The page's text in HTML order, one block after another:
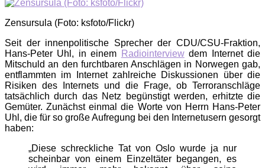
Zensursula (Foto: ksfoto/Flickr)
Seit der innenpolitische Sprecher der CDU/CSU-Fraktion,
Hans-Peter Uhl, in einem
Radiointerviewdem Internet die
Mitschuld an den furchtbaren Anschlägen in Norwegen gab,
entflammten im Internet zahlreiche Diskussionen über die
Risiken des Internets und die Frage, ob Terroranschläge
tatsächlich durch das Netz begünstigt werden, erhitzte die
Gemüter. Zunächst einmal die Worte von Herrn Hans-Peter
Uhl, die für so große Aufregung bei den Internetusern gesorgt
haben:
„Diese schreckliche Tat von Oslo wurde ja nur
scheinbar von einem Einzeltäter begangen, es